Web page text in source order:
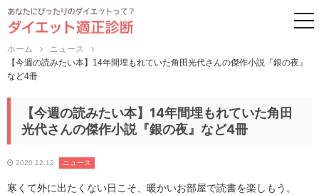
ホーム
ニュース
【今週の読みたい本】14年間埋もれていた角田光代さんの傑作小説『銀の夜』
など4冊
【今週の読みたい本】14年間埋もれていた角田
光代さんの傑作小説『銀の夜』など4冊
2020.12.12 ニュース
寒くて外に出たくない日こそ、暖かいお部屋で読書を楽しもう。